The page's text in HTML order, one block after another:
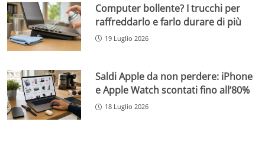
Computer bollente? I trucchi per
raffreddarlo e farlo durare di più
19 Luglio 2026
Saldi Apple da non perdere: iPhone
e Apple Watch scontati fino all’80%
18 Luglio 2026